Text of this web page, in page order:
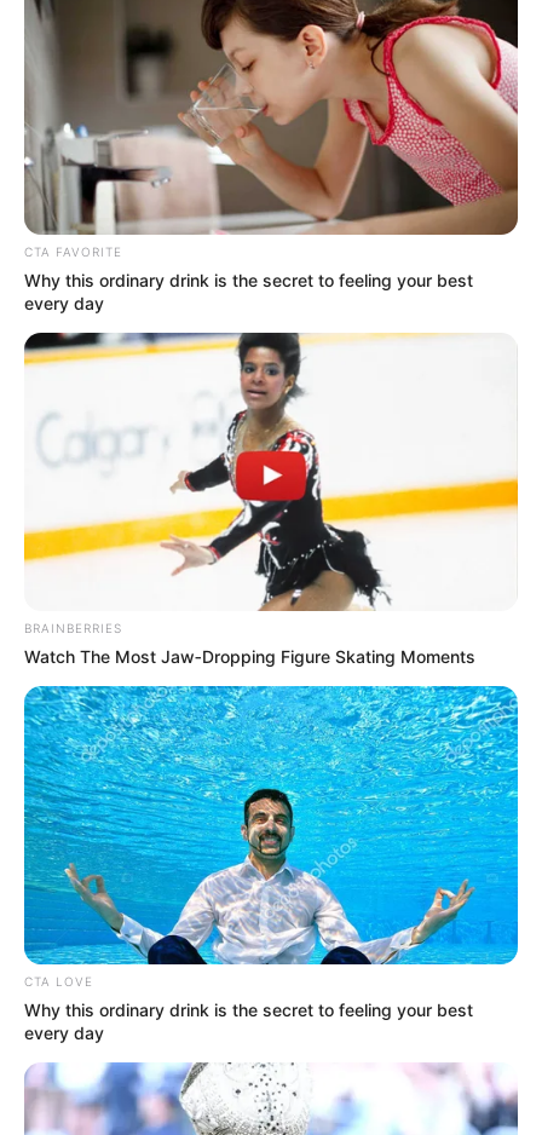
CTA FAVORITE
Why this ordinary drink is the secret to feeling your best
every day
BRAINBERRIES
Watch The Most Jaw‑Dropping Figure Skating Moments
CTA LOVE
Why this ordinary drink is the secret to feeling your best
every day